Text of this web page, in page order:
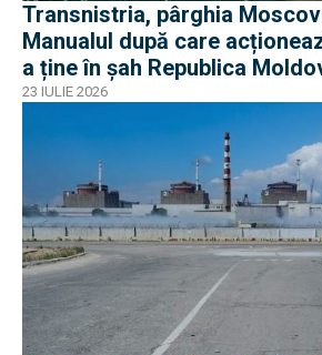
Transnistria, pârghia
Manualul după care
a ține în șah Republica
23 IULIE 2026